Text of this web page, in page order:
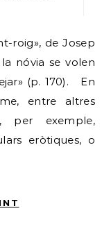
nóvia se volen
(p. 170). En
entre altres
per exemple,
eròtiques, o